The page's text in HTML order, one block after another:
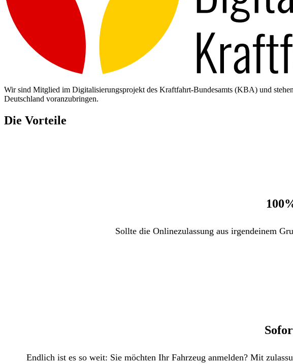
Wir sind Mitglied im Digitalisierungsprojekt des Kraftfahrt-Bundesamts (KBA) und
Deutschland voranzubringen.
Die Vorteile
Sollte die Onlinezulassung aus irgendeinem
Endlich ist es so weit: Sie möchten Ihr Fahrzeug anmelden? Mit